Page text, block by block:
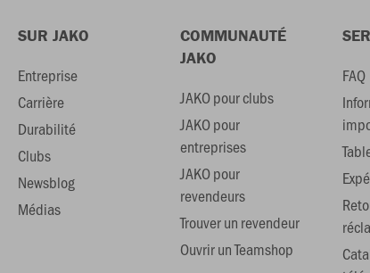
SUR JAKO
Entreprise
Carrière
Durabilité
Clubs
Newsblog
Médias
COMMUNAUTÉ
JAKO
JAKO pour clubs
JAKO pour
entreprises
JAKO pour
revendeurs
Trouver un revendeur
Ouvrir un Teamshop
FAQ